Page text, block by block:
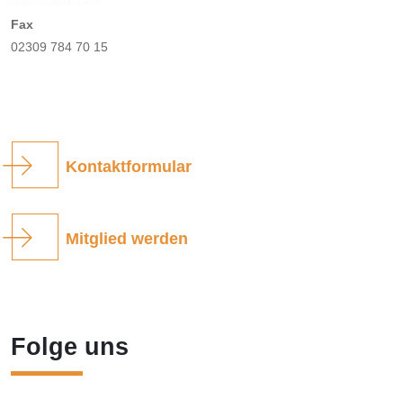
Fax
02309 784 70 15
Kontaktformular
Mitglied werden
Folge uns